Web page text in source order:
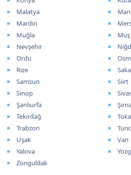
Malatya
Mardin
Muğla
Muş
Nevşehir
Ordu
Rize
Samsun
Siirt
Sinop
Şanlıurfa
Tekirdağ
Trabzon
Uşak
Van
Yalova
Zonguldak